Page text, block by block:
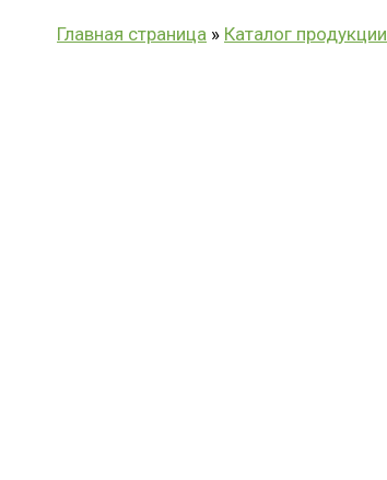
Главная страница » Каталог продукции